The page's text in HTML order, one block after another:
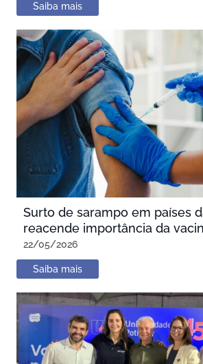
Saiba mais
Surto de sarampo em países
reacende importância da
22/05/2026
Saiba mais